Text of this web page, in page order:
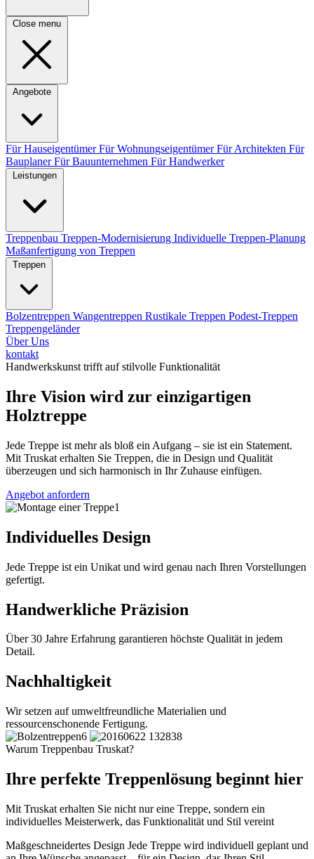
Close menu
Angebote
Für HauseigentümerFür WohnungseigentümerFür Architekten Für
BauplanerFür Bauunternehmen Für Handwerker
Leistungen
Treppenbau Treppen-Modernisierung Individuelle Treppen-Planung
Maßanfertigung von Treppen
Treppen
Bolzentreppen Wangentreppen Rustikale Treppen Podest-Treppen
Treppengeländer
Über Uns
kontakt
Handwerkskunst trifft auf stilvolle Funktionalität
Ihre Vision wird zur einzigartigen
Holztreppe
Jede Treppe ist mehr als bloß ein Aufgang – sie ist ein Statement.
Mit Truskat erhalten Sie Treppen, die in Design und Qualität
überzeugen und sich harmonisch in Ihr Zuhause einfügen.
Angebot anfordern
Individuelles Design
Jede Treppe ist ein Unikat und wird genau nach Ihren Vorstellungen
gefertigt.
Handwerkliche Präzision
Über 30 Jahre Erfahrung garantieren höchste Qualität in jedem
Detail.
Nachhaltigkeit
Wir setzen auf umweltfreundliche Materialien und
ressourcenschonende Fertigung.
Warum Treppenbau Truskat?
Ihre perfekte Treppenlösung beginnt hier
Mit Truskat erhalten Sie nicht nur eine Treppe, sondern ein
individuelles Meisterwerk, das Funktionalität und Stil vereint
Maßgeschneidertes Design Jede Treppe wird individuell geplant und